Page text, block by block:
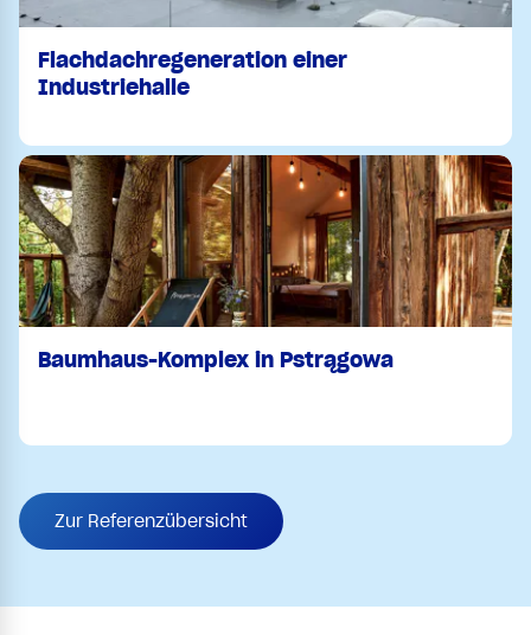
Flachdachregeneration einer
Industriehalle
Baumhaus-Komplex in Pstrągowa
Zur Referenzübersicht